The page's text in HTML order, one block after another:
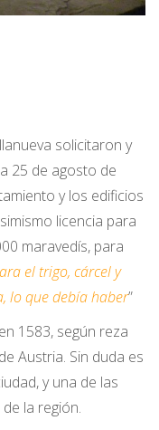
solicitaron y
25 de agosto de
y los edificios
licencia para
maravedís, para
el trigo, cárcel y
lo que debía haber”
1583, según reza
Austria. Sin duda es
y una de las
la región.